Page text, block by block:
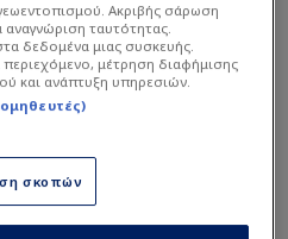
Ακριβής σάρωση
αναγνώριση ταυτότητας.
δεδομένα μιας συσκευής.
περιεχόμενο, μέτρηση διαφήμισης
και ανάπτυξη υπηρεσιών.
σκοπών